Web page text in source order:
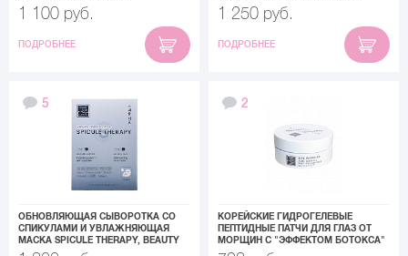
КОЛЛАГЕНОМ «REJUVENATING
JELLYFISH COLLAGEN MASK»,
1 100 руб.
ПОДРОБНЕЕ
«REJUVENATING HA + EXOSOME
SERUM», BEAUTY STYLE, 30 МЛ
1 250 руб.
ПОДРОБНЕЕ
ОБНОВЛЯЮЩАЯ СЫВОРОТКА СО
СПИКУЛАМИ И УВЛАЖНЯЮЩАЯ
МАСКА SPICULE THERAPY, BEAUTY
STYLE, НАБОР МАСОК 6 САШЕ
5
КОРЕЙСКИЕ ГИДРОГЕЛЕВЫЕ
ПЕПТИДНЫЕ ПАТЧИ ДЛЯ ГЛАЗ ОТ
МОРЩИН С "ЭФФЕКТОМ БОТОКСА"
BEAUTY STYLE
2